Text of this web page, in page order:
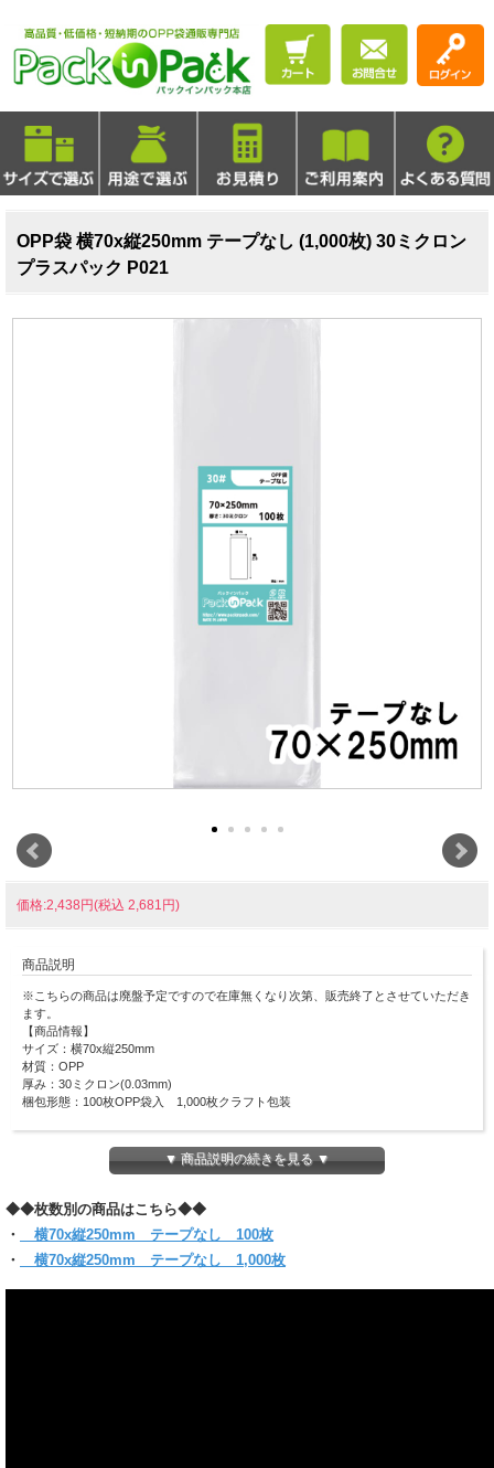
OPP袋 横70x縦250mm テープなし (1,000枚) 30ミクロン
プラスパック P021
価格:2,438円(税込 2,681円)
商品説明
※こちらの商品は廃盤予定ですので在庫無くなり次第、販売終了とさせていただき
ます。
【商品情報】
サイズ：横70x縦250mm
材質：OPP
厚み：30ミクロン(0.03mm)
梱包形態：100枚OPP袋入 1,000枚クラフト包装
そのほかにも、文房具や化粧品等の
ラッピングなど多用途に使用できるサイズです！
(お入れになりたい商品によっては入らない場合もございますので、 サイズをお確
かめください)
▼ 商品説明の続きを見る ▼
◆◆枚数別の商品はこちら◆◆
・
横70x縦250mm テープなし 100枚
・
横70x縦250mm テープなし 1,000枚